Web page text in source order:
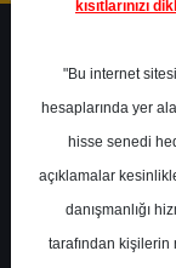
kısıtlarınızı
"Bu internet
hesaplarında yer
hisse senedi
açıklamalar
danışmanlığı
tarafından kişilerin